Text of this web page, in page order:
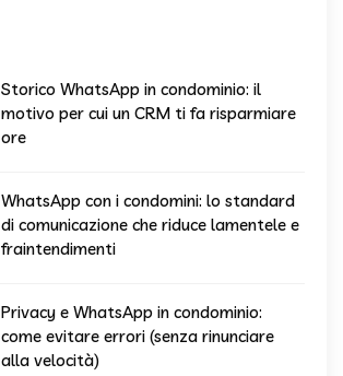
Storico WhatsApp in condominio: il
motivo per cui un CRM ti fa risparmiare
ore
WhatsApp con i condomini: lo standard
di comunicazione che riduce lamentele e
fraintendimenti
Privacy e WhatsApp in condominio:
come evitare errori (senza rinunciare
alla velocità)